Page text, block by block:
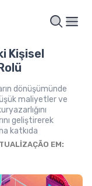
Kişisel
dönüşümünde
maliyetler ve
geliştirerek
katkıda
EM: